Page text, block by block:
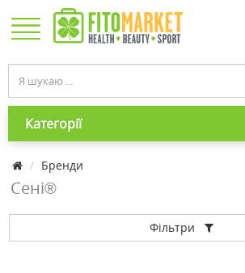
Категорії
Бренди
Сені®
Фільтри